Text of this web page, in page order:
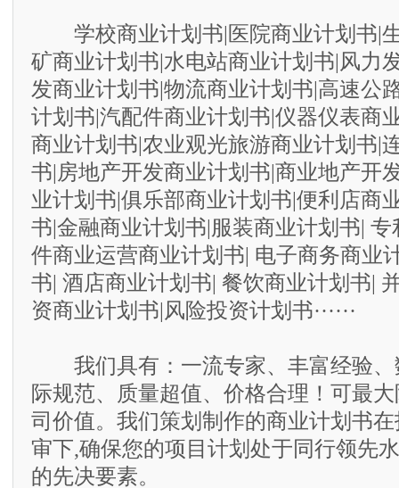
学校商业计划书|医院商业计划书|
矿商业计划书|水电站商业计划书|风力
发商业计划书|物流商业计划书|高速公
计划书|汽配件商业计划书|仪器仪表商
商业计划书|农业观光旅游商业计划书|
书|房地产开发商业计划书|商业地产开
业计划书|俱乐部商业计划书|便利店商
书|金融商业计划书|服装商业计划书|
件商业运营商业计划书| 电子商务商业
书| 酒店商业计划书| 餐饮商业计划书|
资商业计划书|风险投资计划书······
我们具有：一流专家、丰富经验、
际规范、质量超值、价格合理！可最
司价值。我们策划制作的商业计划书
审下,确保您的项目计划处于同行领先
的先决要素。